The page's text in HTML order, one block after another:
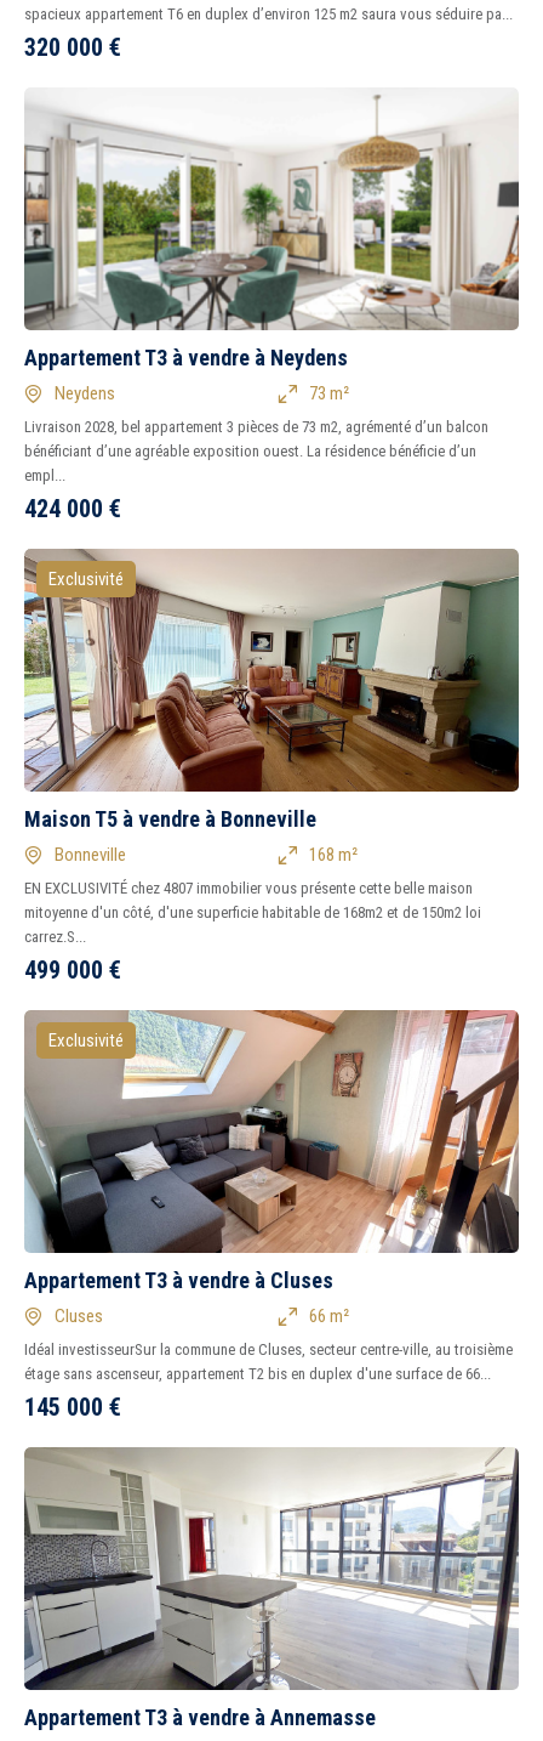
spacieux appartement T6 en duplex d’environ 125 m2 saura vous séduire pa...
320 000 €
Appartement T3 à vendre à Neydens
Neydens 73 m²
Livraison 2028, bel appartement 3 pièces de 73 m2, agrémenté d’un balcon
bénéficiant d’une agréable exposition ouest. La résidence bénéficie d’un
empl...
424 000 €
Exclusivité
Maison T5 à vendre à Bonneville
Bonneville 168 m²
EN EXCLUSIVITÉ chez 4807 immobilier vous présente cette belle maison
mitoyenne d'un côté, d'une superficie habitable de 168m2 et de 150m2 loi
carrez.S...
499 000 €
Exclusivité
Appartement T3 à vendre à Cluses
Cluses 66 m²
Idéal investisseurSur la commune de Cluses, secteur centre-ville, au troisième
étage sans ascenseur, appartement T2 bis en duplex d'une surface de 66...
145 000 €
Appartement T3 à vendre à Annemasse